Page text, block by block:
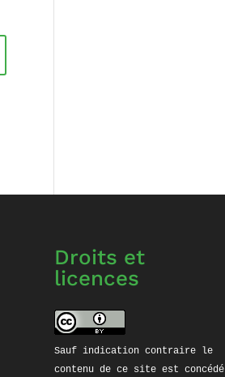
Droits et
licences
Sauf indication contraire le
contenu de ce site est concédé